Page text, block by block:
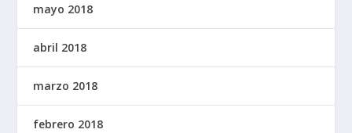
mayo 2018
abril 2018
marzo 2018
febrero 2018